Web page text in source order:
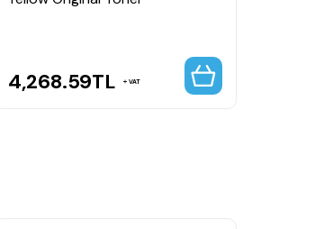
4,268.59TL VAT